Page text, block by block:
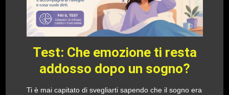
Test: Che emozione ti resta
addosso dopo un sogno?
Ti è mai capitato di svegliarti sapendo che il sogno era